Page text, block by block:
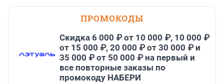
ПРОМОКОДЫ
Скидка 6 000 ₽ от 10 000 ₽, 10 000 ₽
от 15 000 ₽, 20 000 ₽ от 30 000 ₽ и
35 000 ₽ от 50 000 ₽ на первый и
все повторные заказы по
промокоду НАБЕРИ